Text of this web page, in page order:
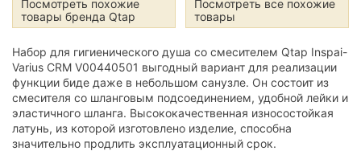
Посмотреть похожие
товары бренда Qtap
Посмотреть все похожие
товары
Набор для гигиенического душа со смесителем Qtap Inspai-
Varius CRM V00440501 выгодный вариант для реализации
функции биде даже в небольшом санузле. Он состоит из
смесителя cо шланговым подсоединением, удобной лейки и
эластичного шланга. Высококачественная износостойкая
латунь, из которой изготовлено изделие, способна
значительно продлить эксплуатационный срок.